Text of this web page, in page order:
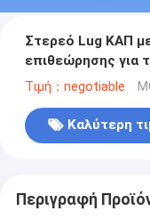
Στερεό Lug ΚΑΠ
επιθεώρησης για
Τιμή：negotiable
Καλύτερη
Περιγραφή